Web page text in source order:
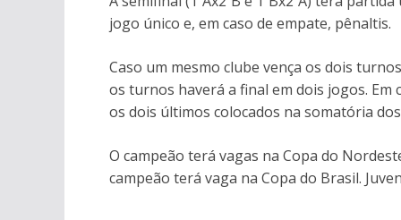
jogo único e, em caso de empate, pênaltis.
Caso um mesmo clube vença os dois
os turnos haverá a final em dois jogos. Em
os dois últimos colocados na somatória
O campeão terá vagas na Copa do
campeão terá vaga na Copa do Brasil.